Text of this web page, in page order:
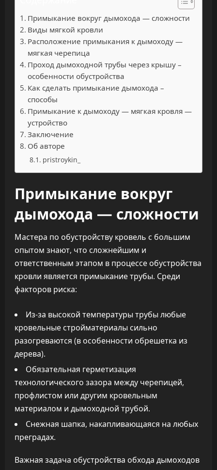
Примыкание вокруг дымохода — сложности
Виды мягкой кровли
Расположение примыкания к дымоходу —
мягкая черепица
Проход дымоходной трубы через крышу –
особенности обустройства
Как сделать примыкание дымохода –
способы
Примыкание к дымоходу — мягкая кровля —
устройство
Заключение
Об авторе
pristroykin_
Примыкание вокруг
дымохода — сложности
Мастера по обустройству кровель с большим
опытом знают, что сложнейшим и
ответственным этапом в процессе обустройства
кровли является примыкание трубы. Среди
факторов риска:
Из-за высокой температуры трубы любые
кровельные стройматериалы сильно
разогреваются (в особенности обрешетка из
дерева).
Обязательная герметизация
технологического зазора между черепицей,
профлистом или другим кровельным
материалом и дымоходной трубой.
Снежная шапка, накапливающаяся на любых
преградах.
Важная задача обустройства обхода дымоходов